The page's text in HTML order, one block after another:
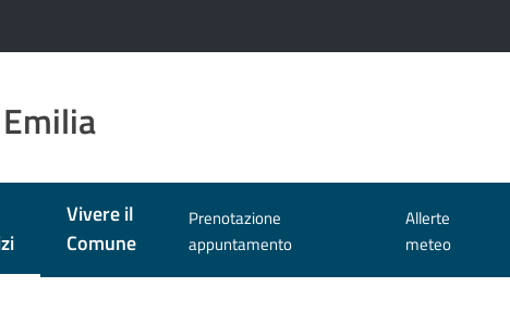
selezionato
Vivere il
Comune
Prenotazione
appuntamento
Allerte
meteo